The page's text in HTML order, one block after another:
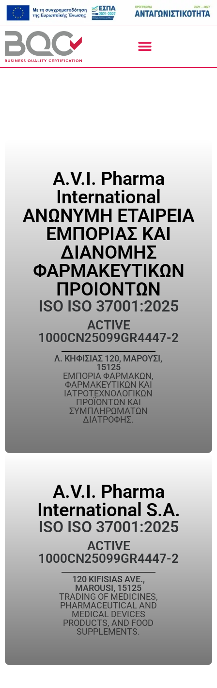
A.V.I. Pharma
International
ΑΝΩΝΥΜΗ ΕΤΑΙΡΕΙΑ
ΕΜΠΟΡΙΑΣ ΚΑΙ
ΔΙΑΝΟΜΗΣ
ΦΑΡΜΑΚΕΥΤΙΚΩΝ
ΠΡΟΙΟΝΤΩΝ
ISO ISO 37001:2025
ACTIVE
1000CN25099GR4447-2
Λ. ΚΗΦΙΣΙΑΣ 120, ΜΑΡΟΥΣΙ,
15125
ΕΜΠΟΡΙΑ ΦΑΡΜΑΚΩΝ,
ΦΑΡΜΑΚΕΥΤΙΚΩΝ ΚΑΙ
ΙΑΤΡΟΤΕΧΝΟΛΟΓΙΚΩΝ
ΠΡΟΪΟΝΤΩΝ ΚΑΙ
ΣΥΜΠΛΗΡΩΜΑΤΩΝ
ΔΙΑΤΡΟΦΗΣ.
A.V.I. Pharma
International S.A.
ISO ISO 37001:2025
ACTIVE
1000CN25099GR4447-2
120 KIFISIAS AVE.,
MAROUSI, 15125
TRADING OF MEDICINES,
PHARMACEUTICAL AND
MEDICAL DEVICES
PRODUCTS, AND FOOD
SUPPLEMENTS.